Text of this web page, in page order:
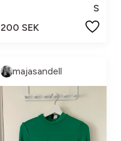
S
200 SEK
majasandell